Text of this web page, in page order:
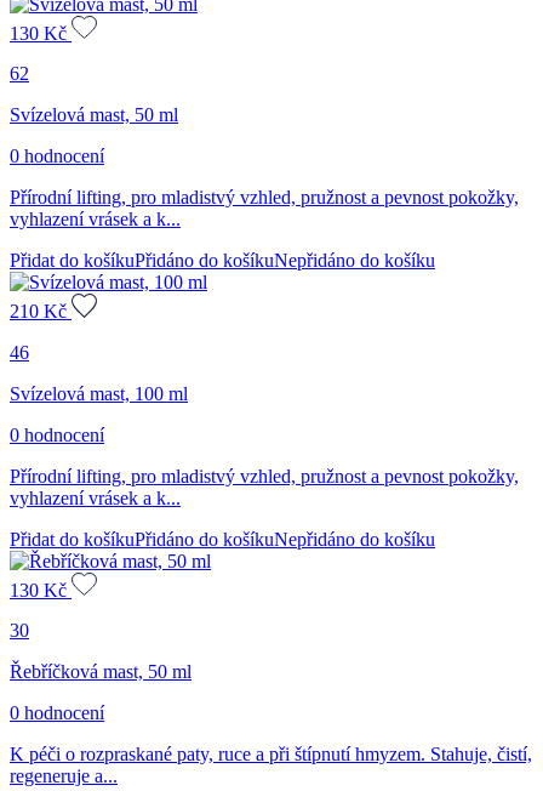
130 Kč
62
Svízelová mast, 50 ml
0 hodnocení
Přírodní lifting, pro mladistvý vzhled, pružnost a pevnost pokožky,
vyhlazení vrásek a k...
Přidat do košíkuPřidáno do košíkuNepřidáno do košíku
210 Kč
46
Svízelová mast, 100 ml
0 hodnocení
Přírodní lifting, pro mladistvý vzhled, pružnost a pevnost pokožky,
vyhlazení vrásek a k...
Přidat do košíkuPřidáno do košíkuNepřidáno do košíku
130 Kč
30
Řebříčková mast, 50 ml
0 hodnocení
K péči o rozpraskané paty, ruce a při štípnutí hmyzem. Stahuje, čistí,
regeneruje a...